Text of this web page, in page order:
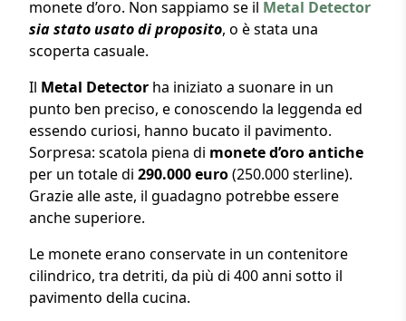
monete d’oro. Non sappiamo se il Metal Detector
sia stato usato di proposito, o è stata una
scoperta casuale.
Il Metal Detector ha iniziato a suonare in un
punto ben preciso, e conoscendo la leggenda ed
essendo curiosi, hanno bucato il pavimento.
Sorpresa: scatola piena di monete d’oro antiche
per un totale di 290.000 euro(250.000 sterline).
Grazie alle aste, il guadagno potrebbe essere
anche superiore.
Le monete erano conservate in un contenitore
cilindrico, tra detriti, da più di 400 anni sotto il
pavimento della cucina.